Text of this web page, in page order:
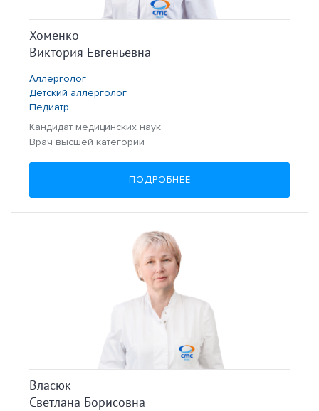
Хоменко
Виктория Евгеньевна
Аллерголог
Детский аллерголог
Педиатр
Кандидат медицинских наук
Врач высшей категории
ПОДРОБНЕЕ
Власюк
Светлана Борисовна